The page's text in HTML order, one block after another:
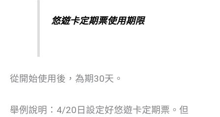
悠遊卡定期票使用期限
從開始使用後，為期30天。
舉例說明：4/20日設定好悠遊卡定期票。但